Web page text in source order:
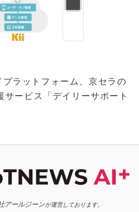
ラットフォーム、京セラの
サービス「デイリーサポート
アールジーンが運営しております。